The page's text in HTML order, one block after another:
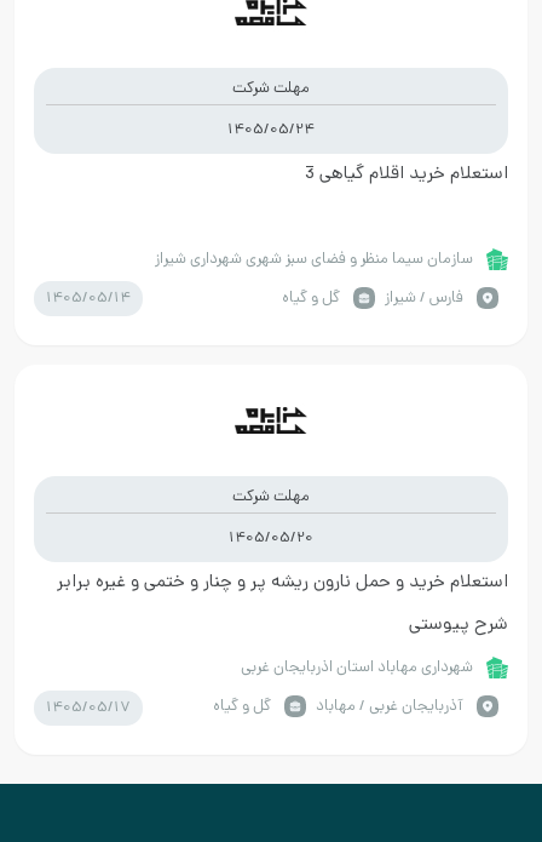
مهلت شرکت
1405/05/24
استعلام خرید اقلام گیاهی 3
سازمان سیما منظر و فضای سبز شهری شهرداری شیراز
فارس / شیراز
گل و گیاه 1405/05/14
مهلت شرکت
1405/05/20
استعلام خرید و حمل نارون ریشه پر و چنار و ختمی و غیره برابر
شرح پیوستی
شهرداری مهاباد استان اذربایجان غربی
آذربايجان غربي / مهاباد
گل و گیاه 1405/05/17